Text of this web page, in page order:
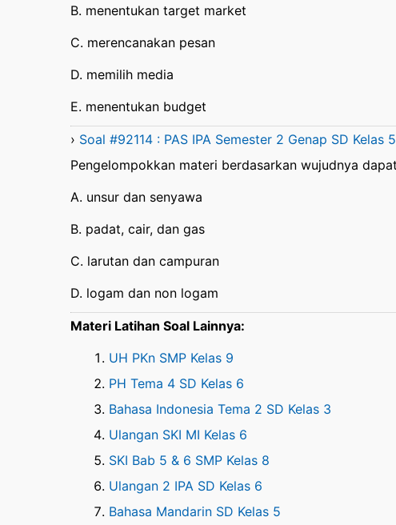
B. menentukan target market
C. merencanakan pesan
D. memilih media
E. menentukan budget
› Soal #92114 : PAS IPA Semester 2 Genap SD Kelas 5
Pengelompokkan materi berdasarkan wujudnya
A. unsur dan senyawa
B. padat, cair, dan gas
C. larutan dan campuran
D. logam dan non logam
Materi Latihan Soal Lainnya:
UH PKn SMP Kelas 9
PH Tema 4 SD Kelas 6
Bahasa Indonesia Tema 2 SD Kelas 3
Ulangan SKI MI Kelas 6
SKI Bab 5 & 6 SMP Kelas 8
Ulangan 2 IPA SD Kelas 6
Bahasa Mandarin SD Kelas 5